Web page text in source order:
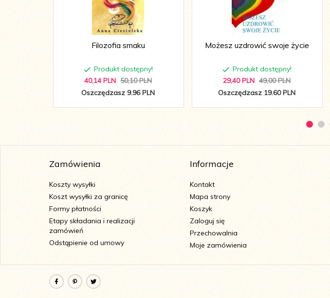
Filozofia smaku
Produkt dostępny!
40,14 PLN 50,10 PLN
Oszczędzasz 9.96 PLN
Możesz uzdrowić swoje życie
Produkt dostępny!
29,40 PLN 49,00 PLN
Oszczędzasz 19.60 PLN
Zamówienia
Koszty wysyłki
Koszt wysyłki za granicę
Formy płatności
Etapy składania i realizacji
zamówień
Odstąpienie od umowy
Informacje
Kontakt
Mapa strony
Koszyk
Zaloguj się
Przechowalnia
Moje zamówienia